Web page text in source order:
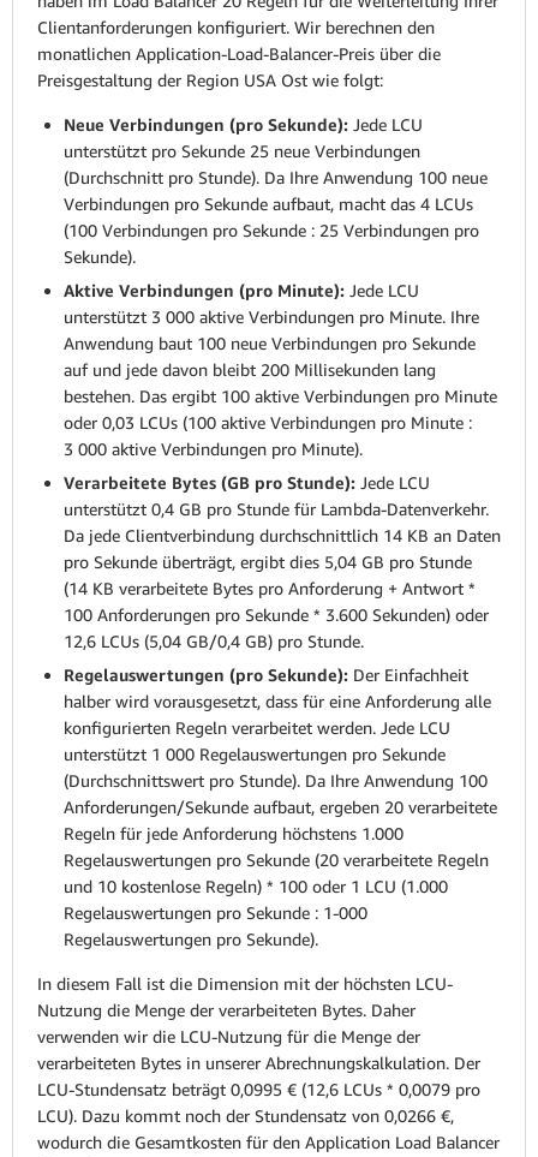
Clientanforderungen konfiguriert. Wir berechnen den
monatlichen Application-Load-Balancer-Preis über die
Preisgestaltung der Region USA Ost wie folgt:
Neue Verbindungen (pro Sekunde): Jede LCU
unterstützt pro Sekunde 25 neue Verbindungen
(Durchschnitt pro Stunde). Da Ihre Anwendung 100 neue
Verbindungen pro Sekunde aufbaut, macht das 4 LCUs
(100 Verbindungen pro Sekunde : 25 Verbindungen pro
Sekunde).
Aktive Verbindungen (pro Minute): Jede LCU
unterstützt 3 000 aktive Verbindungen pro Minute. Ihre
Anwendung baut 100 neue Verbindungen pro Sekunde
auf und jede davon bleibt 200 Millisekunden lang
bestehen. Das ergibt 100 aktive Verbindungen pro Minute
oder 0,03 LCUs (100 aktive Verbindungen pro Minute :
3 000 aktive Verbindungen pro Minute).
Verarbeitete Bytes (GB pro Stunde): Jede LCU
unterstützt 0,4 GB pro Stunde für Lambda-Datenverkehr.
Da jede Clientverbindung durchschnittlich 14 KB an Daten
pro Sekunde überträgt, ergibt dies 5,04 GB pro Stunde
(14 KB verarbeitete Bytes pro Anforderung + Antwort *
100 Anforderungen pro Sekunde * 3.600 Sekunden) oder
12,6 LCUs (5,04 GB/0,4 GB) pro Stunde.
Regelauswertungen (pro Sekunde): Der Einfachheit
halber wird vorausgesetzt, dass für eine Anforderung alle
konfigurierten Regeln verarbeitet werden. Jede LCU
unterstützt 1 000 Regelauswertungen pro Sekunde
(Durchschnittswert pro Stunde). Da Ihre Anwendung 100
Anforderungen/Sekunde aufbaut, ergeben 20 verarbeitete
Regeln für jede Anforderung höchstens 1.000
Regelauswertungen pro Sekunde (20 verarbeitete Regeln
und 10 kostenlose Regeln) * 100 oder 1 LCU (1.000
Regelauswertungen pro Sekunde : 1-000
Regelauswertungen pro Sekunde).
In diesem Fall ist die Dimension mit der höchsten LCU-
Nutzung die Menge der verarbeiteten Bytes. Daher
verwenden wir die LCU-Nutzung für die Menge der
verarbeiteten Bytes in unserer Abrechnungskalkulation. Der
LCU-Stundensatz beträgt 0,0995 € (12,6 LCUs * 0,0079 pro
LCU). Dazu kommt noch der Stundensatz von 0,0266 €,
wodurch die Gesamtkosten für den Application Load Balancer